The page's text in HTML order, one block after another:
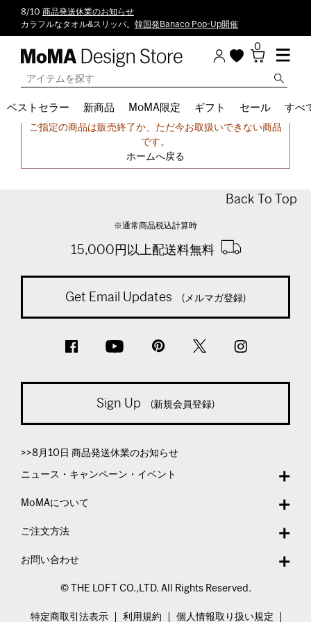
8/10 商品発送休業のお知らせ
カラフルなタオル&スリッパ。 韓国発Banaco Pop-Up開催
0
ベストセラー 新商品 MoMA限定 ギフト セール すべ
申し訳ございません。
ご指定の商品は販売終了か、ただ今お取扱いできない商品
です。
ホームへ戻る
Back To Top
※通常商品税込計算時
15,000円以上配送料無料
Get Email Updates (メルマガ登録)
Sign Up (新規会員登録)
>>8月10日 商品発送休業のお知らせ
ニュース・キャンペーン・イベント
MoMAについて
ご注文方法
お問い合わせ
© THE LOFT CO.,LTD. All Rights Reserved.
特定商取引法表示 利用規約 個人情報取り扱い規定